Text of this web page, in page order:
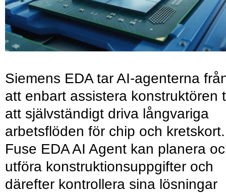
Siemens EDA tar AI-agenterna
att enbart assistera konstruktören
att självständigt driva långvariga
arbetsflöden för chip och kretskort.
Fuse EDA AI Agent kan planera
utföra konstruktionsuppgifter och
därefter kontrollera sina lösningar